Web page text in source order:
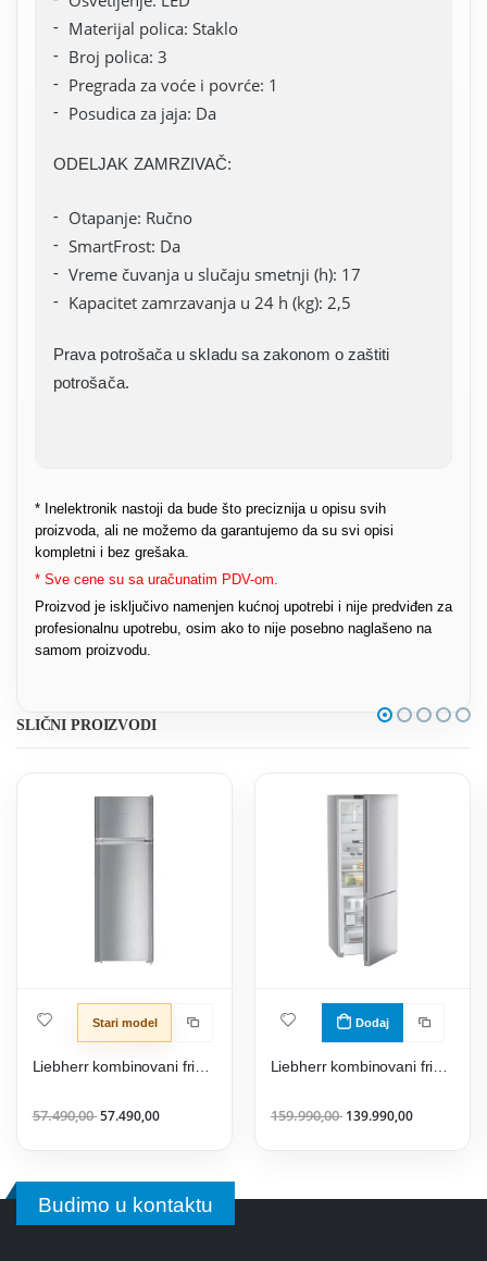
Materijal polica: Staklo
Broj polica: 3
Pregrada za voće i povrće: 1
Posudica za jaja: Da
ODELJAK ZAMRZIVAČ:
Otapanje: Ručno
SmartFrost: Da
Vreme čuvanja u slučaju smetnji (h): 17
Kapacitet zamrzavanja u 24 h (kg): 2,5
Prava potrošača u skladu sa zakonom o zaštiti
potrošača.
* Inelektronik nastoji da bude što preciznija u opisu svih
proizvoda, ali ne možemo da garantujemo da su svi opisi
kompletni i bez grešaka.
* Sve cene su sa uračunatim PDV-om.
Proizvod je isključivo namenjen kućnoj upotrebi i nije predviđen za
profesionalnu upotrebu, osim ako to nije posebno naglašeno na
samom proizvodu.
SLIČNI PROIZVODI
Stari model
57.490,0057.490,00
Dodaj
159.990,00 139.990,00
Budimo u kontaktu